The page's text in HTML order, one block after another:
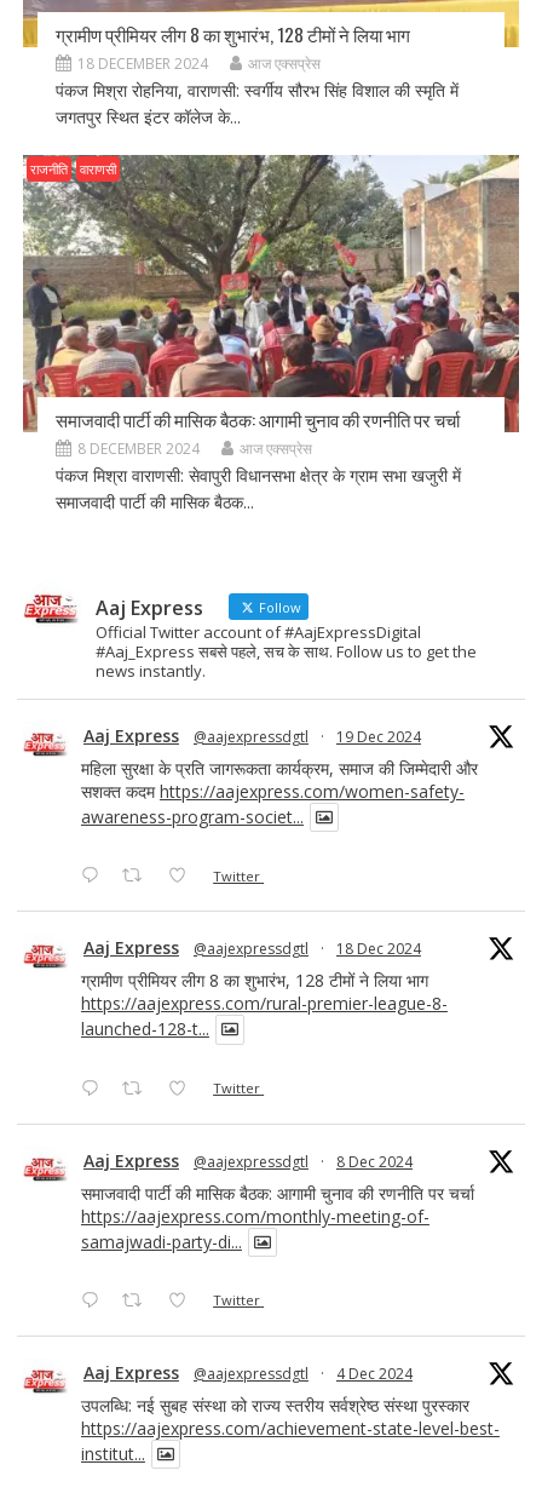
ग्रामीण प्रीमियर लीग 8 का शुभारंभ, 128 टीमों ने लिया भाग
18 DECEMBER 2024 आज एक्सप्रेस
पंकज मिश्रा रोहनिया, वाराणसी: स्वर्गीय सौरभ सिंह विशाल की स्मृति में
जगतपुर स्थित इंटर कॉलेज के...
राजनीति वाराणसी
समाजवादी पार्टी की मासिक बैठक: आगामी चुनाव की रणनीति पर चर्चा
8 DECEMBER 2024 आज एक्सप्रेस
पंकज मिश्रा वाराणसी: सेवापुरी विधानसभा क्षेत्र के ग्राम सभा खजुरी में
समाजवादी पार्टी की मासिक बैठक...
Aaj Express Follow
Official Twitter account of #AajExpressDigital
#Aaj_Express सबसे पहले, सच के साथ. Follow us to get the
news instantly.
Aaj Express @aajexpressdgtl · 19 Dec 2024
महिला सुरक्षा के प्रति जागरूकता कार्यक्रम, समाज की जिम्मेदारी और
सशक्त कदमhttps://aajexpress.com/women-safety-
awareness-program-societ...
Twitter
Aaj Express @aajexpressdgtl · 18 Dec 2024
ग्रामीण प्रीमियर लीग 8 का शुभारंभ, 128 टीमों ने लिया भाग
https://aajexpress.com/rural-premier-league-8-
launched-128-t...
Twitter
Aaj Express @aajexpressdgtl · 8 Dec 2024
समाजवादी पार्टी की मासिक बैठक: आगामी चुनाव की रणनीति पर चर्चा
https://aajexpress.com/monthly-meeting-of-
samajwadi-party-di...
Twitter
Aaj Express @aajexpressdgtl · 4 Dec 2024
उपलब्धि: नई सुबह संस्था को राज्य स्तरीय सर्वश्रेष्ठ संस्था पुरस्कार
https://aajexpress.com/achievement-state-level-best-
institut...